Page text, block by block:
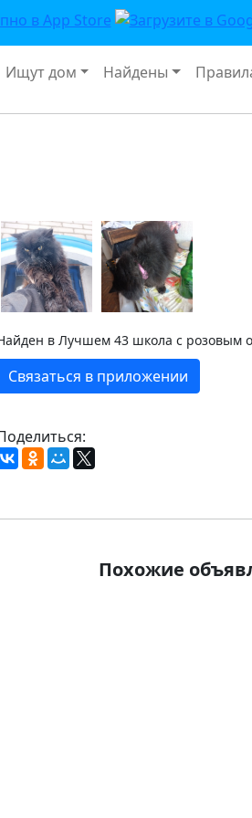
Ищут дом Найдены
в Лучшем 43 школа с розовым
Связаться в приложении
Похожие